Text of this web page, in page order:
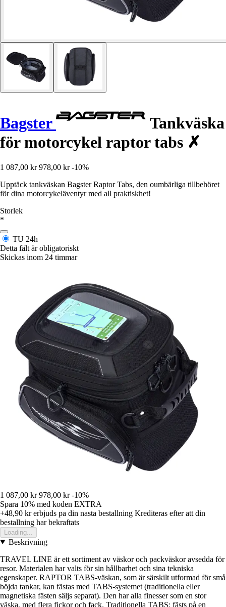
Bagster
Tankväska
för motorcykel raptor tabs ✗
1 087,00 kr 978,00 kr -10%
Upptäck tankväskan Bagster Raptor Tabs, den oumbärliga tillbehöret
för dina motorcykeläventyr med all praktiskhet!
Storlek
*
TU 24h
Detta fält är obligatoriskt
Skickas inom 24 timmar
1 087,00 kr 978,00 kr -10%
Spara 10% med koden EXTRA
+48,90 krerbjuds pa din nasta bestallning Krediteras efter att din
bestallning har bekraftats
Loading...
Beskrivning
TRAVEL LINE är ett sortiment av väskor och packväskor avsedda för
resor. Materialen har valts för sin hållbarhet och sina tekniska
egenskaper. RAPTOR TABS-väskan, som är särskilt utformad för små
böjda tankar, kan fästas med TABS-systemet (traditionella eller
magnetiska fästen säljs separat). Den har alla finesser som en stor
väska, med flera fickor och fack. Traditionella TABS: fästs på en